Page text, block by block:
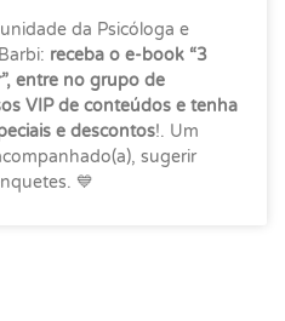
da Psicóloga e
receba o e-book “3
entre no grupo de
VIP de conteúdos e tenha
e descontos!. Um
sugerir
💙